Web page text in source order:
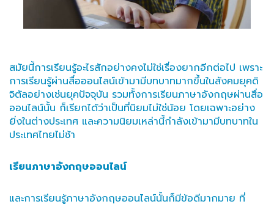
สมัยนี้การเรียนรู้อะไรสักอย่างคงไม่ใช่เรื่องยากอีกต่อไป เพราะ
การเรียนรู้ผ่านสื่อออนไลน์เข้ามามีบทบาทมากขึ้นในสังคมยุคดิ
จิตัลอย่างเช่นยุคปัจจุบัน รวมทั้งการเรียนภาษาอังกฤษผ่านสื่อ
ออนไลน์นั้น ก็เรียกได้ว่าเป็นที่นิยมไม่ใช่น้อย โดยเฉพาะอย่าง
ยิ่งในต่างประเทศ และความนิยมเหล่านี้กำลังเข้ามามีบทบาทใน
ประเทศไทยไม่ช้า
เรียนภาษาอังกฤษออนไลน์
และการเรียนรู้ภาษาอังกฤษออนไลน์นั้นก็มีข้อดีมากมาย ที่